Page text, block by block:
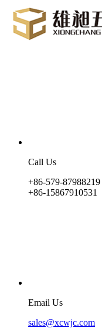
Call Us
+86-579-87988219
+86-15867910531
Email Us
sales@xcwjc.com